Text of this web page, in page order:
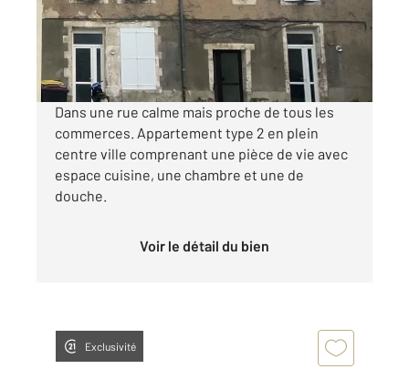
510 €
par mois charges comprises
Dans une rue calme mais proche de tous les
commerces. Appartement type 2 en plein
centre ville comprenant une pièce de vie avec
espace cuisine, une chambre et une de
douche.
Voir le détail du bien
Exclusivité